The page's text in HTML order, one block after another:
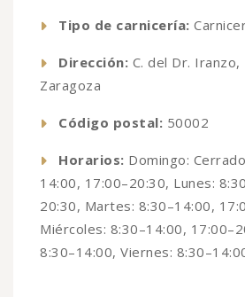
Tipo de carnicería:
Dirección: C. del Dr.
Zaragoza
Código postal: 50002
Horarios: Domingo:
14:00, 17:00–20:30, Lunes:
20:30, Martes: 8:30–14:00,
Miércoles: 8:30–14:00,
8:30–14:00, Viernes: